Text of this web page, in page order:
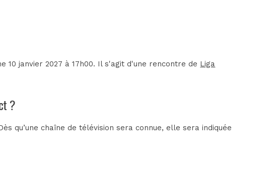
10 janvier 2027 à 17h00. Il s'agit d'une rencontre de Liga
?
qu’une chaîne de télévision sera connue, elle sera indiquée